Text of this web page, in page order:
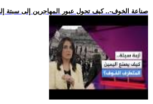
.. -صناعة الخوف-.. كيف تحول عبور المهاجرين إلى سبتة